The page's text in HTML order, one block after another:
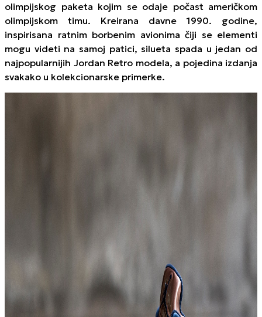
olimpijskog paketa kojim se odaje počast američkom
olimpijskom timu. Kreirana davne 1990. godine,
inspirisana ratnim borbenim avionima čiji se elementi
mogu videti na samoj patici, silueta spada u jedan od
najpopularnijih Jordan Retro modela, a pojedina izdanja
svakako u kolekcionarske primerke.